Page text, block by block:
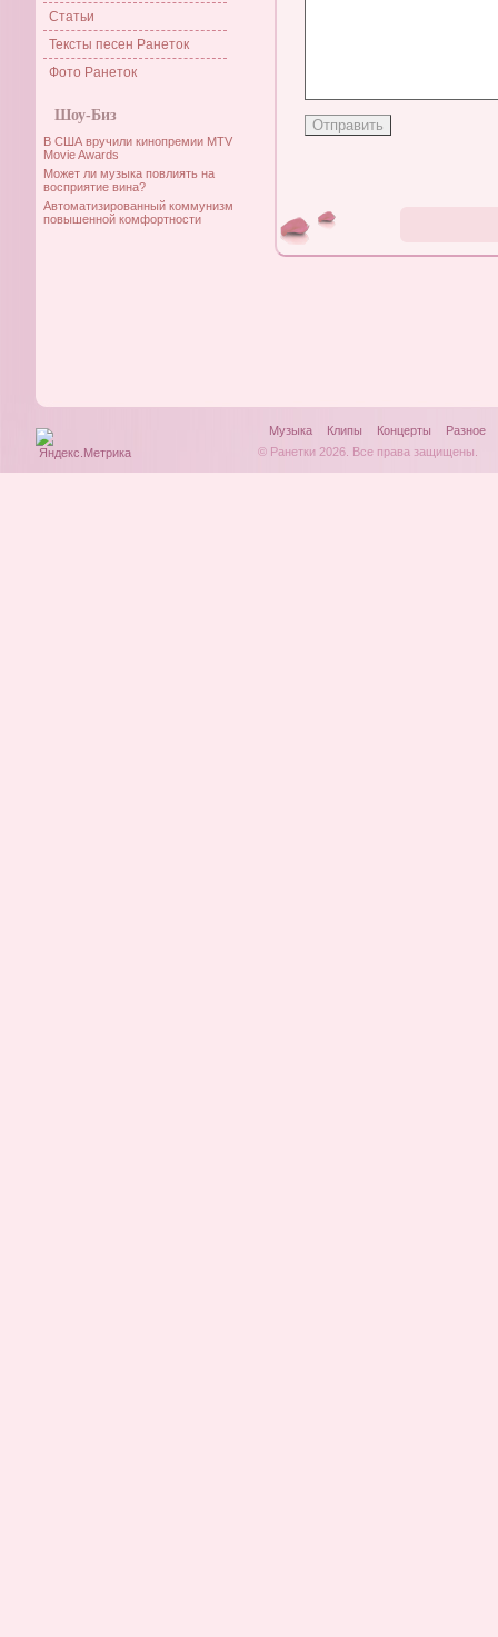
Статьи
Тексты песен Ранеток
Фото Ранеток
Шоу-Биз
В США вручили кинопремии MTV
Movie Awards
Может ли музыка повлиять на
восприятие вина?
Автоматизированный коммунизм
повышенной комфортности
Музыка Клипы Концерты
Разное
© Ранетки 2026. Все права защищены.